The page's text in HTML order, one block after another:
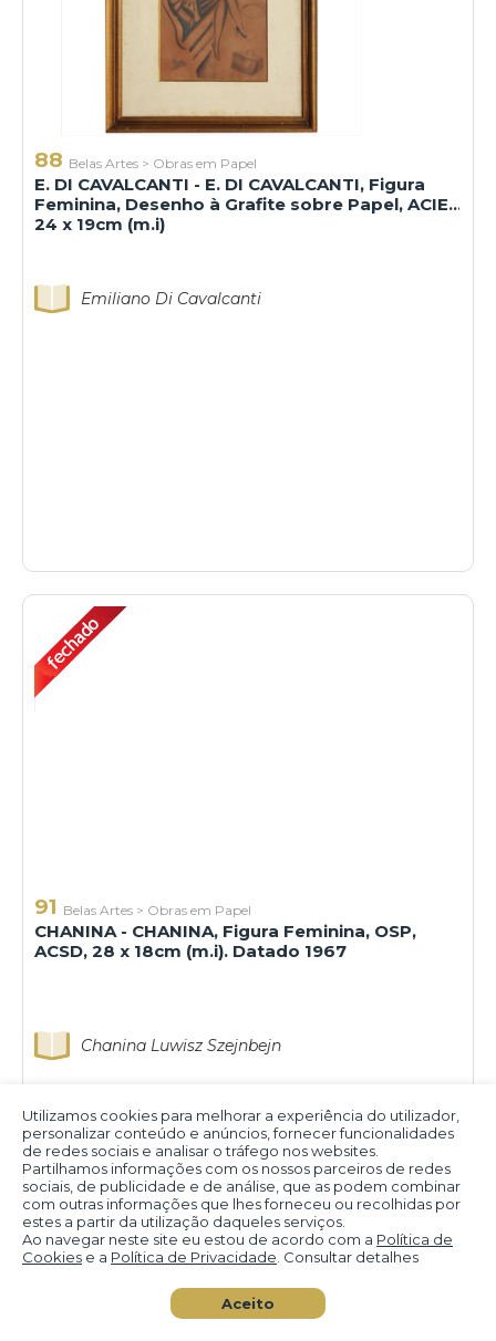
Utilizamos cookies para melhorar a experiência do utilizador,
personalizar conteúdo e anúncios, fornecer funcionalidades
de redes sociais e analisar o tráfego nos websites.
Partilhamos informações com os nossos parceiros de redes
sociais, de publicidade e de análise, que as podem combinar
com outras informações que lhes forneceu ou recolhidas por
estes a partir da utilização daqueles serviços.
Ao navegar neste site eu estou de acordo com a Política de
Cookies e a Política de Privacidade . Consultar detalhes
Aceito
88 Belas Artes > Obras em Papel
E. DI CAVALCANTI - E. DI CAVALCANTI, Figura
Feminina, Desenho à Grafite sobre Papel, ACIE,
24 x 19cm (m.i)
Emiliano Di Cavalcanti
91 Belas Artes > Obras em Papel
CHANINA - CHANINA, Figura Feminina, OSP,
ACSD, 28 x 18cm (m.i). Datado 1967
Chanina Luwisz Szejnbejn